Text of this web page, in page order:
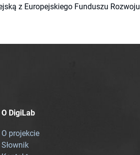
z Europejskiego Funduszu Rozwoju
O DigiLab
O projekcie
Słownik